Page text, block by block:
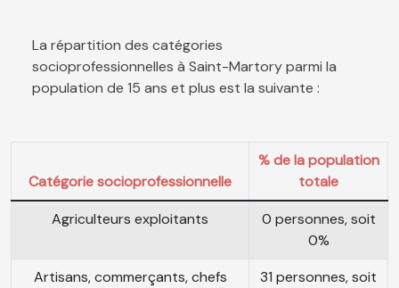
La répartition des catégories
socioprofessionnelles à Saint-Martory parmi la
population de 15 ans et plus est la suivante :
Catégorie socioprofessionnelle
% de la population
totale
Agriculteurs exploitants
0 personnes, soit
0%
Artisans, commerçants, chefs
31 personnes, soit